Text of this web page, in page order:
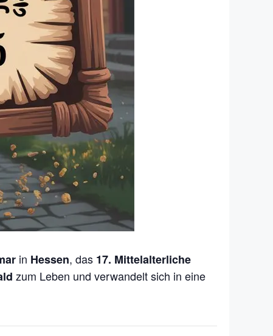
in Hessen, das 17. Mittelalterliche
zum Leben und verwandelt sich in eine